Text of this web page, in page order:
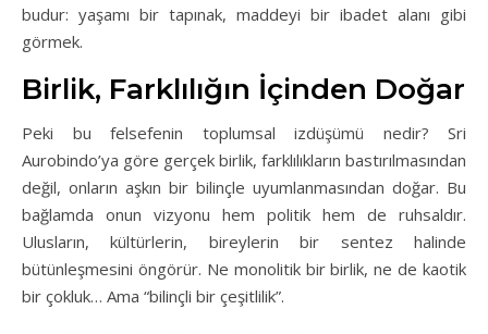
budur: yaşamı bir tapınak, maddeyi bir ibadet alanı gibi
görmek.
Birlik, Farklılığın İçinden Doğar
Peki bu felsefenin toplumsal izdüşümü nedir? Sri
Aurobindo’ya göre gerçek birlik, farklılıkların bastırılmasından
değil, onların aşkın bir bilinçle uyumlanmasından doğar. Bu
bağlamda onun vizyonu hem politik hem de ruhsaldır.
Ulusların, kültürlerin, bireylerin bir sentez halinde
bütünleşmesini öngörür. Ne monolitik bir birlik, ne de kaotik
bir çokluk… Ama “bilinçli bir çeşitlilik”.